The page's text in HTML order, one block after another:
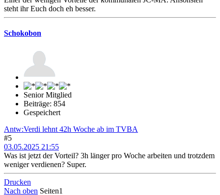
steht ihr Euch doch eh besser.
Schokobon
Senior Mitglied
Beiträge: 854
Gespeichert
Antw:Verdi lehnt 42h Woche ab im TVBA
#5
03.05.2025 21:55
Was ist jetzt der Vorteil? 3h länger pro Woche arbeiten und trotzdem
weniger verdienen? Super.
Drucken
Nach oben Seiten1